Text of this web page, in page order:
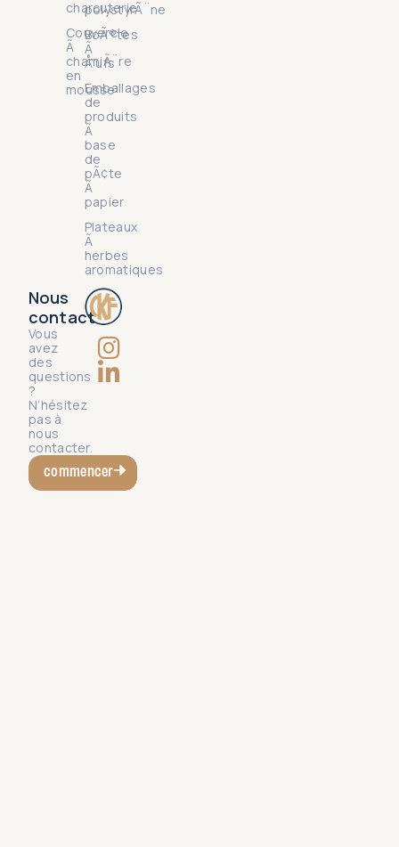
polystyrÃ¨ne
BoÃ®tes
Ã
Å“ufs
Emballages
de
produits
Ã
base
de
pÃ¢te
Ã
papier
Plateaux
Ã
herbes
aromatiques
charcuterie
Couvercle
Ã
charniÃ¨re
en
mousse
Nous
contact
Vous
avez
des
questions
?
N’hésitez
pas à
nous
contacter.
commencer